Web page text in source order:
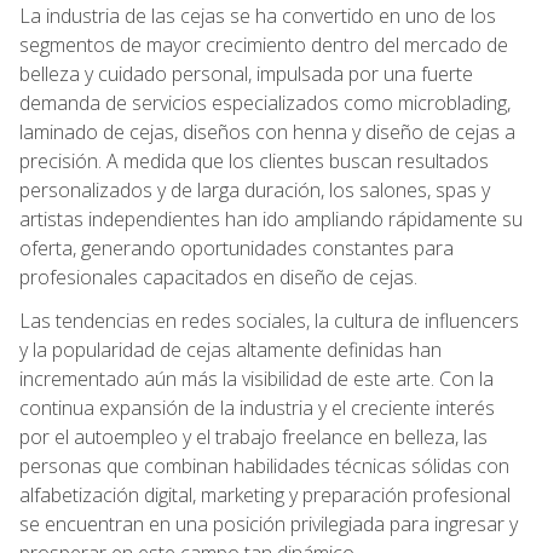
La industria de las cejas se ha convertido en uno de los
segmentos de mayor crecimiento dentro del mercado de
belleza y cuidado personal, impulsada por una fuerte
demanda de servicios especializados como microblading,
laminado de cejas, diseños con henna y diseño de cejas a
precisión. A medida que los clientes buscan resultados
personalizados y de larga duración, los salones, spas y
artistas independientes han ido ampliando rápidamente su
oferta, generando oportunidades constantes para
profesionales capacitados en diseño de cejas.
Las tendencias en redes sociales, la cultura de influencers
y la popularidad de cejas altamente definidas han
incrementado aún más la visibilidad de este arte. Con la
continua expansión de la industria y el creciente interés
por el autoempleo y el trabajo freelance en belleza, las
personas que combinan habilidades técnicas sólidas con
alfabetización digital, marketing y preparación profesional
se encuentran en una posición privilegiada para ingresar y